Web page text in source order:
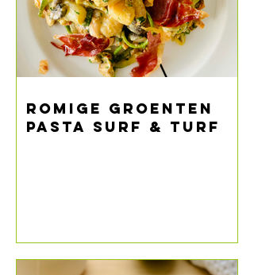
Romige groenten
pasta surf & turf